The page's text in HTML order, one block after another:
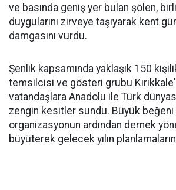
ve basında geniş yer bulan şölen,
duygularını zirveye taşıyarak kent
damgasını vurdu.
Şenlik kapsamında yaklaşık 150
temsilcisi ve gösteri grubu
vatandaşlara Anadolu ile Türk
zengin kesitler sundu. Büyük beğeni
organizasyonun ardından dernek
büyüterek gelecek yılın